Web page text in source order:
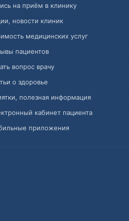
на приём в клинику
новости клиник
медицинских услуг
пациентов
вопрос врачу
о здоровье
полезная информация
кабинет пациента
приложения